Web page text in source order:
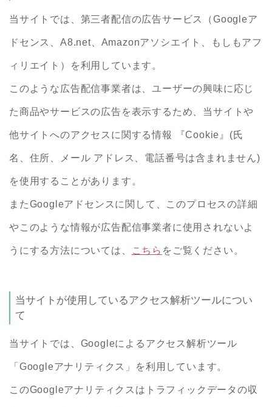
当サイトでは、第三者配信の広告サービス（Googleア
ドセンス、A8.net、Amazonアソシエイト、もしもアフ
ィリエイト）を利用しています。
このような広告配信事業者は、ユーザーの興味に応じ
た商品やサービスの広告を表示するため、当サイトや
他サイトへのアクセスに関する情報 『Cookie』(氏
名、住所、メール アドレス、電話番号は含まれません)
を使用することがあります。
またGoogleアドセンスに関して、このプロセスの詳細
やこのような情報が広告配信事業者に使用されないよ
うにする方法については、 こちら をご覧ください。
当サイトが使用しているアクセス解析ツールについ
て
当サイトでは、Googleによるアクセス解析ツール
「Googleアナリティクス」を利用しています。
このGoogleアナリティクスはトラフィックデータの収